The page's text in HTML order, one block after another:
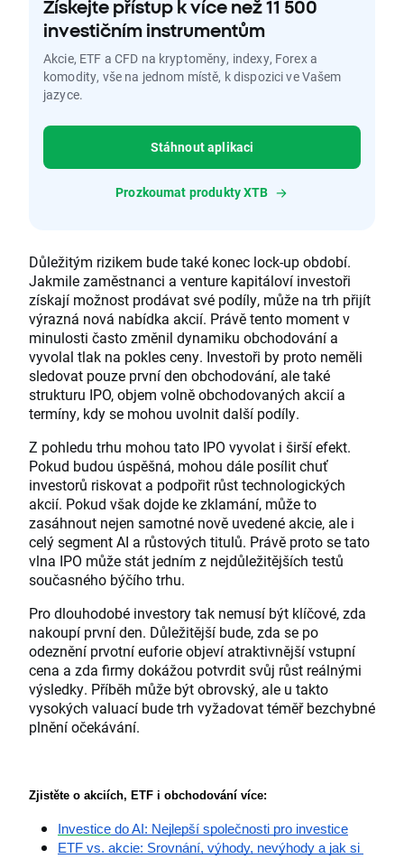
Získejte přístup k více než 11 500
investičním instrumentům
Akcie, ETF a CFD na kryptoměny, indexy, Forex a
komodity, vše na jednom místě, k dispozici ve Vašem
jazyce.
Stáhnout aplikaci
Prozkoumat produkty XTB
Důležitým rizikem bude také konec lock-up období.
Jakmile zaměstnanci a venture kapitáloví investoři
získají možnost prodávat své podíly, může na trh přijít
výrazná nová nabídka akcií. Právě tento moment v
minulosti často změnil dynamiku obchodování a
vyvolal tlak na pokles ceny. Investoři by proto neměli
sledovat pouze první den obchodování, ale také
strukturu IPO, objem volně obchodovaných akcií a
termíny, kdy se mohou uvolnit další podíly.
Z pohledu trhu mohou tato IPO vyvolat i širší efekt.
Pokud budou úspěšná, mohou dále posílit chuť
investorů riskovat a podpořit růst technologických
akcií. Pokud však dojde ke zklamání, může to
zasáhnout nejen samotné nově uvedené akcie, ale i
celý segment AI a růstových titulů. Právě proto se tato
vlna IPO může stát jedním z nejdůležitějších testů
současného býčího trhu.
Pro dlouhodobé investory tak nemusí být klíčové, zda
nakoupí první den. Důležitější bude, zda se po
odeznění prvotní euforie objeví atraktivnější vstupní
cena a zda firmy dokážou potvrdit svůj růst reálnými
výsledky. Příběh může být obrovský, ale u takto
vysokých valuací bude trh vyžadovat téměř bezchybné
plnění očekávání.
Zjistěte o akciích, ETF i obchodování více:
Investice do AI: Nejlepší společnosti pro investice
ETF vs. akcie: Srovnání, výhody, nevýhody a jak si